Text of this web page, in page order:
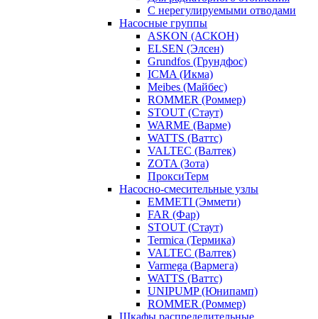
С нерегулируемыми отводами
Насосные группы
ASKON (АСКОН)
ELSEN (Элсен)
Grundfos (Грундфос)
ICMA (Икма)
Meibes (Майбес)
ROMMER (Роммер)
STOUT (Стаут)
WARME (Варме)
WATTS (Ваттс)
VALTEC (Валтек)
ZOTA (Зота)
ПроксиТерм
Насосно-смесительные узлы
EMMETI (Эммети)
FAR (Фар)
STOUT (Стаут)
Termica (Термика)
VALTEC (Валтек)
Varmega (Вармега)
WATTS (Ваттс)
UNIPUMP (Юнипамп)
ROMMER (Роммер)
Шкафы распределительные